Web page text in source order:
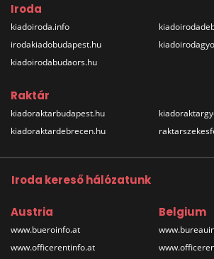
Iroda
kiadoiroda.info
irodakiadobudapest.hu
kiadoirodabudaors.hu
Raktár
kiadoraktarbudapest.hu
kiadoraktardebrecen.hu
Iroda kereső hálózatunk
Austria
www.bueroinfo.at
www.officerentinfo.at
Belgium